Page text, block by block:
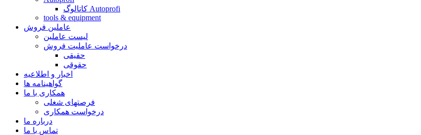
کاتالوگ Autoprofi
tools & equipment
عاملین فروش
لیست عاملین
درخواست عاملیت فروش
حقیقی
حقوقی
اخبار و اطلاعیه
گواهینامه ها
همکاری با ما
فرصتهای شغلی
درخواست همکاری
درباره ما
تماس با ما